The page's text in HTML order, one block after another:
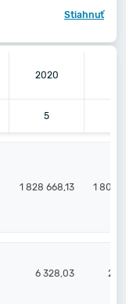
Stiahnuť
2020
5
1 828 668,13 1 805
6 328,03 24